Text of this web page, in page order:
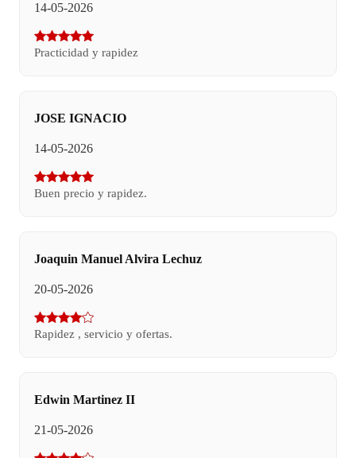
14-05-2026
Practicidad y rapidez
JOSE IGNACIO
14-05-2026
Buen precio y rapidez.
Joaquin Manuel Alvira Lechuz
20-05-2026
Rapidez , servicio y ofertas.
Edwin Martinez II
21-05-2026